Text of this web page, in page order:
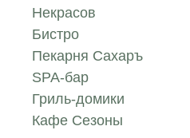
Некрасов
Бистро
Пекарня Сахаръ
SPA-бар
Гриль-домики
Кафе Сезоны